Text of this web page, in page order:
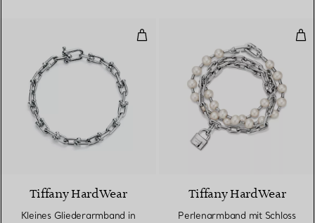
Kleines Gliederarmband in
Tiffany HardWear
Kleines Gliederarmband in
Tiffany HardWear
Perlenarmband mit Schloss